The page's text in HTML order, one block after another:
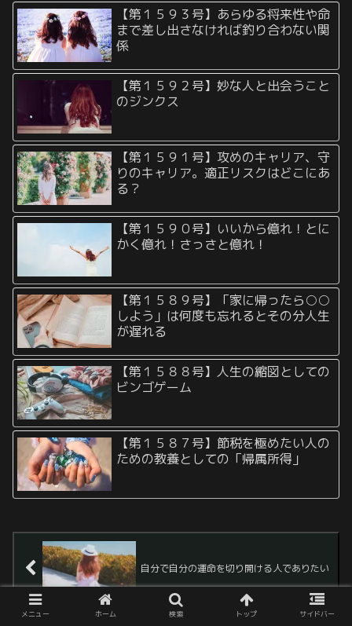
【第１５９３号】あらゆる将来性や命
まで差し出さなければ釣り合わない関
係
【第１５９２号】妙な人と出会うこと
のジンクス
【第１５９１号】攻めのキャリア、守
りのキャリア。適正リスクはどこにあ
る？
【第１５９０号】いいから億れ！とに
かく億れ！さっさと億れ！
【第１５８９号】「家に帰ったら○○
しよう」は何度も忘れるとその分人生
が遅れる
【第１５８８号】人生の縮図としての
ビンゴゲーム
【第１５８７号】節税を極めたい人の
ための教養としての「帰属所得」
自分で自分の運命を切り開ける人でありたい
メニュー ホーム 検索 トップ サイドバー